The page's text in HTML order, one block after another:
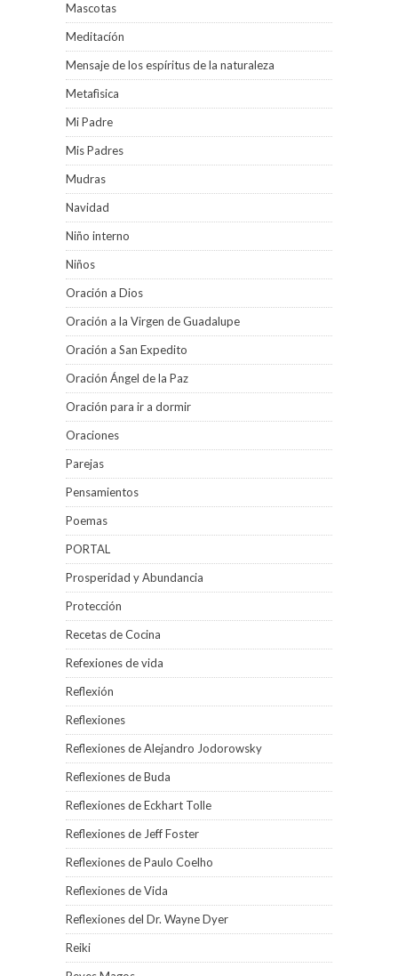
Mascotas
Meditacíón
Mensaje de los espíritus de la naturaleza
Metafìsica
Mi Padre
Mis Padres
Mudras
Navidad
Niño interno
Niños
Oración a Dios
Oración a la Virgen de Guadalupe
Oración a San Expedito
Oración Ángel de la Paz
Oración para ir a dormir
Oraciones
Parejas
Pensamientos
Poemas
PORTAL
Prosperidad y Abundancia
Protección
Recetas de Cocina
Refexiones de vida
Reflexión
Reflexiones
Reflexiones de Alejandro Jodorowsky
Reflexiones de Buda
Reflexiones de Eckhart Tolle
Reflexiones de Jeff Foster
Reflexiones de Paulo Coelho
Reflexiones de Vida
Reflexiones del Dr. Wayne Dyer
Reiki